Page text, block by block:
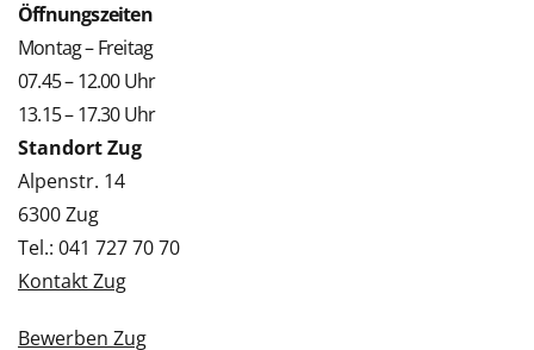
Öffnungszeiten
Montag – Freitag
07.45 – 12.00 Uhr
13.15 – 17.30 Uhr
Standort Zug
Alpenstr. 14
6300 Zug
Tel.: 041 727 70 70
Kontakt Zug
Bewerben Zug